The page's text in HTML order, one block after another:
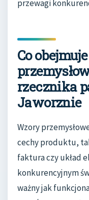
przewagi
Co
rzecznika
Jaworznie
Wzory
cechy produktu,
faktura czy układ
konkurencyjnym
ważny jak